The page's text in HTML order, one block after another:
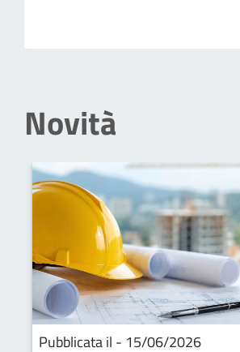
Novità
Pubblicata il - 15/06/2026